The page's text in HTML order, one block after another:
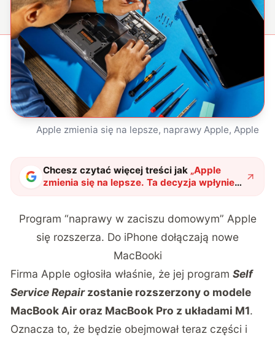
Apple zmienia się na lepsze, naprawy Apple, Apple
Chcesz czytać więcej treści jak „Apple
zmienia się na lepsze. Ta decyzja wpłynie
na wielu użytkowników"?
Program “naprawy w zaciszu domowym” Apple
się rozszerza. Do iPhone dołączają nowe
MacBooki
Firma Apple ogłosiła właśnie, że jej programSelf
Service Repairzostanie rozszerzony o modele
MacBook Air oraz MacBook Pro z układami M1.
Oznacza to, że będzie obejmował teraz części i